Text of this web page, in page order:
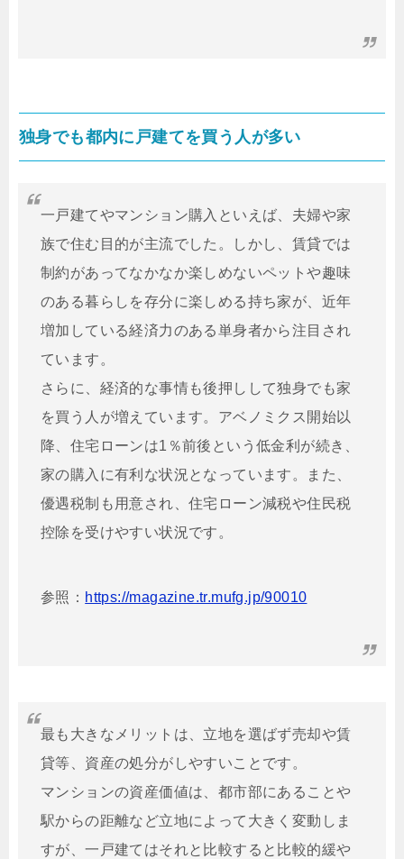
独身でも都内に戸建てを買う人が多い
一戸建てやマンション購入といえば、夫婦や家
族で住む目的が主流でした。しかし、賃貸では
制約があってなかなか楽しめないペットや趣味
のある暮らしを存分に楽しめる持ち家が、近年
増加している経済力のある単身者から注目され
ています。
さらに、経済的な事情も後押しして独身でも家
を買う人が増えています。アベノミクス開始以
降、住宅ローンは1％前後という低金利が続き、
家の購入に有利な状況となっています。また、
優遇税制も用意され、住宅ローン減税や住民税
控除を受けやすい状況です。
参照： https://magazine.tr.mufg.jp/90010
最も大きなメリットは、立地を選ばず売却や賃
貸等、資産の処分がしやすいことです。
マンションの資産価値は、都市部にあることや
駅からの距離など立地によって大きく変動しま
すが、一戸建てはそれと比較すると比較的緩や